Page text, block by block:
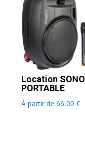
Location SONO
PORTABLE
À partir de66,00€